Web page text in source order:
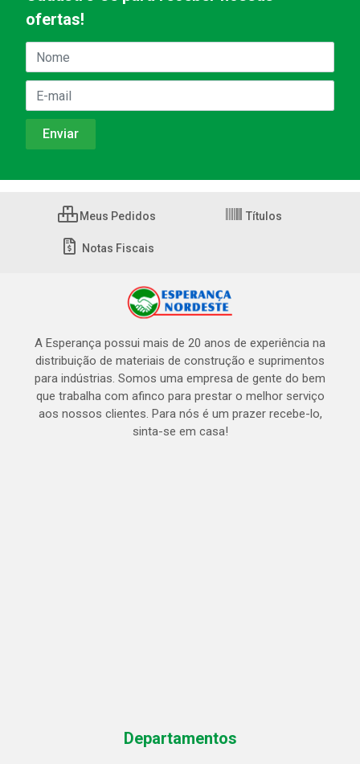
ofertas!
Meus Pedidos Títulos
Notas Fiscais
A Esperança possui mais de 20 anos de experiência na
distribuição de materiais de construção e suprimentos
para indústrias. Somos uma empresa de gente do bem
que trabalha com afinco para prestar o melhor serviço
aos nossos clientes. Para nós é um prazer recebe-lo,
sinta-se em casa!
Departamentos